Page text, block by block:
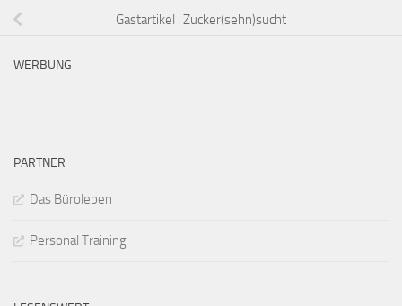
Gastartikel : Zucker(sehn)sucht
WERBUNG
PARTNER
Das Büroleben
Personal Training